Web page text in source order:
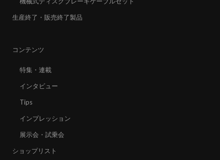
生産終了・販売終了製品
コンテンツ
特集・連載
インタビュー
Tips
インプレッション
展示会・試乗会
ショップリスト